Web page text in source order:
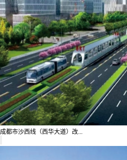
成都市沙西线（西华大道）改...